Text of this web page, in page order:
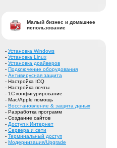
Малый бизнес и домашнее
использование
- Установка Windows
- Установка Linux
- Установка драйверов
- Подключение оборудования
- Антивирусная защита
- Настройка ICQ
- Настройка почты
- 1С конфигурирование
- Mac/Apple помощь
- Восстановление & защита даных
- Разработка программ
- Создание сайтов
- Доступ к Интернет
- Сервера и сети
- Терминальный доступ
- Модернизация/Upgrade